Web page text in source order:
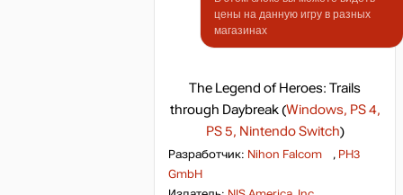
The Legend of Heroes: Trails
through Daybreak (Windows, PS 4,
PS 5, Nintendo Switch)
Разработчик: Nihon Falcom , PH3
GmbH
цены на данную игру в разных
магазинах